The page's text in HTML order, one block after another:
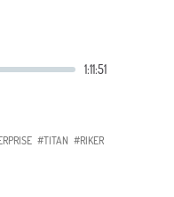
#TITAN #RIKER